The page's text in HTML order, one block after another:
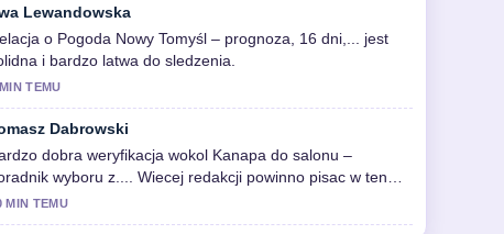
Lewandowska
o Pogoda Nowy Tomyśl – prognoza, 16 dni,... jest
i bardzo latwa do sledzenia.
TEMU
Dabrowski
dobra weryfikacja wokol Kanapa do salonu –
wyboru z.... Wiecej redakcji powinno pisac w ten
MIN TEMU